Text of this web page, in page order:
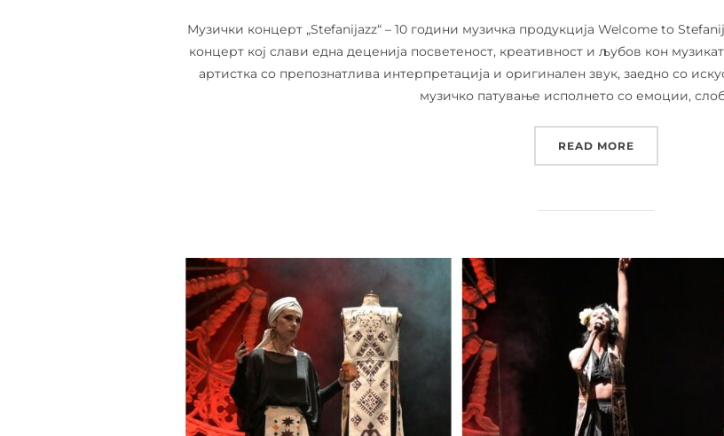
Музички концерт „Stefanijazz“ – 10 години музичка продукција Welcome to
концерт кој слави една деценија посветеност, креативност и љубов кон
артистка со препознатлива интерпретација и оригинален звук, заедно со
музичко патување исполнето со емоции,
READ MORE